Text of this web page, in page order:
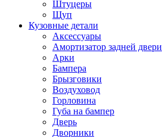
Штуцеры
Щуп
Кузовные детали
Аксессуары
Амортизатор задней двери
Арки
Бампера
Брызговики
Воздуховод
Горловина
Губа на бампер
Дверь
Дворники